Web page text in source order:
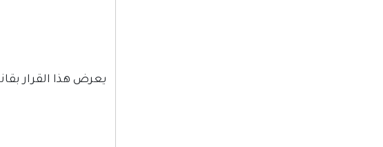
يعرض هذا القرار